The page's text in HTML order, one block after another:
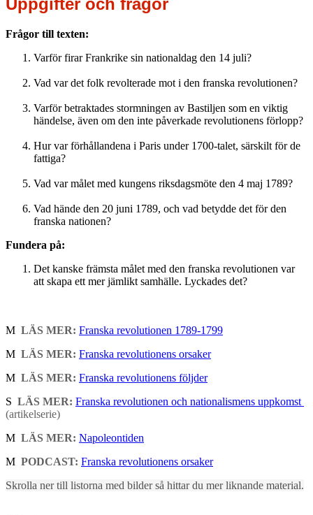
Uppgifter och frågor
Frågor till texten:
Varför firar Frankrike sin nationaldag den 14 juli?
Vad var det folk revolterade mot i den franska revolutionen?
Varför betraktades stormningen av Bastiljen som en viktig
händelse, även om den inte påverkade revolutionens förlopp?
Hur var förhållandena i Paris under 1700-talet, särskilt för de
fattiga?
Vad var målet med kungens riksdagsmöte den 4 maj 1789?
Vad hände den 20 juni 1789, och vad betydde det för den
franska nationen?
Fundera på:
Det kanske främsta målet med den franska revolutionen var
att skapa ett mer jämlikt samhälle. Lyckades det?
M LÄS MER: Franska revolutionen 1789-1799
M LÄS MER: Franska revolutionens orsaker
M LÄS MER: Franska revolutionens följder
S LÄS MER: Franska revolutionen och nationalismens uppkomst
(artikelserie)
M LÄS MER: Napoleontiden
M PODCAST: Franska revolutionens orsaker
Skrolla ner till listorna med bilder så hittar du mer liknande material.